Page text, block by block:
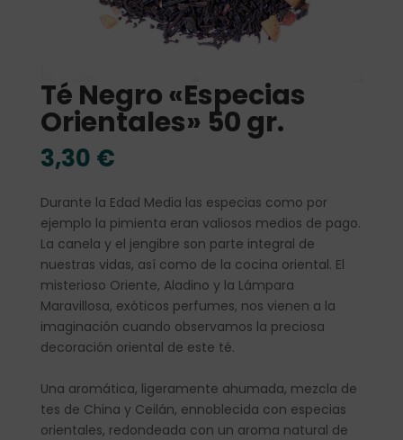
Té Negro «Especias
Orientales» 50 gr.
3,30 €
Durante la Edad Media las especias como por
ejemplo la pimienta eran valiosos medios de pago.
La canela y el jengibre son parte integral de
nuestras vidas, así como de la cocina oriental. El
misterioso Oriente, Aladino y la Lámpara
Maravillosa, exóticos perfumes, nos vienen a la
imaginación cuando observamos la preciosa
decoración oriental de este té.
Una aromática, ligeramente ahumada, mezcla de
tes de China y Ceilán, ennoblecida con especias
orientales, redondeada con un aroma natural de